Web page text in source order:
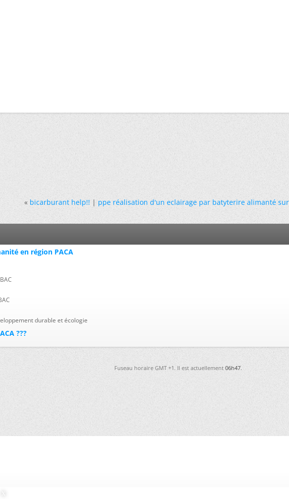
« bicarburant help!!|ppe réalisation d'un eclairage par batyterire alimanté
en région PACA
durable et écologie
???
Fuseau horaire GMT +1. Il est actuellement06h47.